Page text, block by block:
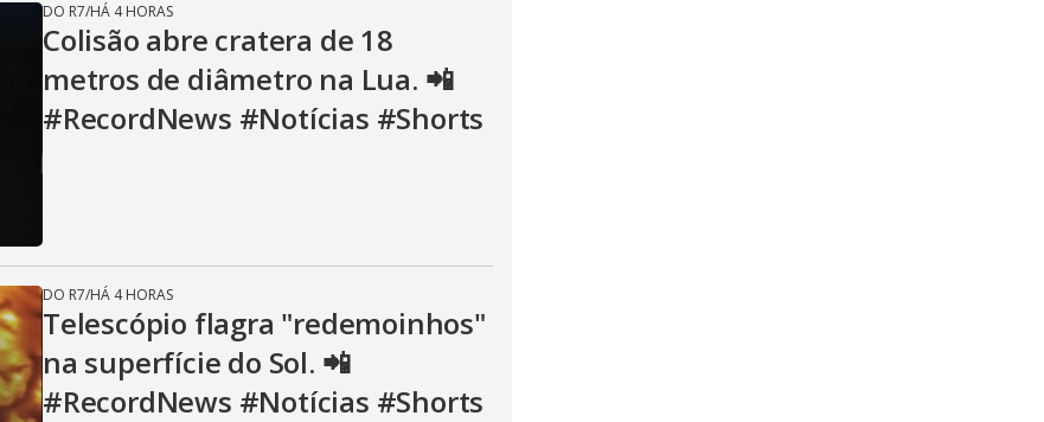
d
e
o
DO R7/HÁ 4 HORAS
Colisão abre cratera de 18
metros de diâmetro na Lua. 📲
#RecordNews #Notícias #Shorts
DO R7/HÁ 4 HORAS
Telescópio flagra "redemoinhos"
na superfície do Sol. 📲
#RecordNews #Notícias #Shorts